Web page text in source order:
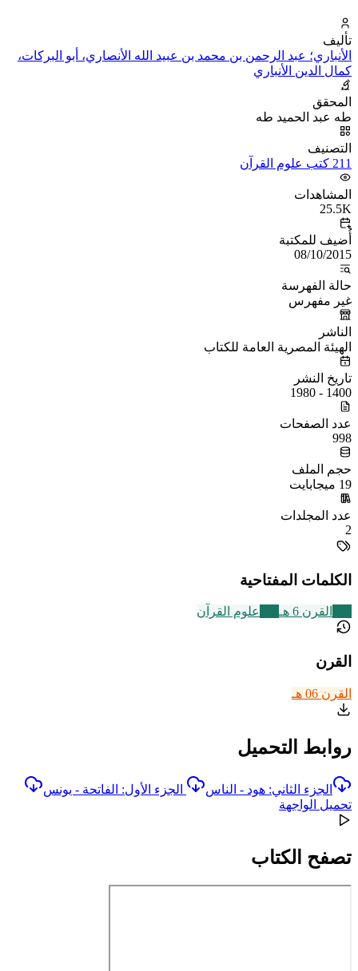
تأليف
الأنباري؛ عبد الرحمن بن محمد بن عبيد الله الأنصاري، أبو البركات،
كمال الدين الأنباري
المحقق
طه عبد الحميد طه
التصنيف
211 كتب علوم القرآن
المشاهدات
25.5K
أُضيف للمكتبة
08/10/2015
حالة الفهرسة
غير مفهرس
الناشر
الهيئة المصرية العامة للكتاب
تاريخ النشر
1400 - 1980
عدد الصفحات
998
حجم الملف
19 ميجابايت
عدد المجلدات
2
الكلمات المفتاحية
القرن 6 هـ علوم القرآن
القرن
القرن 06 هـ
روابط التحميل
الجزء الثاني: هود - الناس
الجزء الأول: الفاتحة - يونس
تحميل الواجهة
تصفح الكتاب